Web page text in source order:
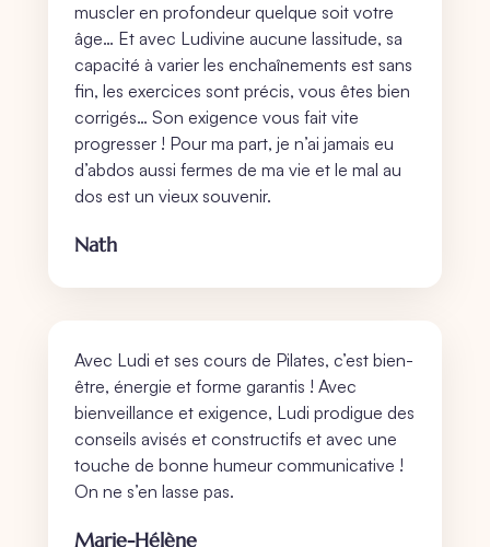
muscler en profondeur quelque soit votre
âge… Et avec Ludivine aucune lassitude, sa
capacité à varier les enchaînements est sans
fin, les exercices sont précis, vous êtes bien
corrigés… Son exigence vous fait vite
progresser ! Pour ma part, je n’ai jamais eu
d’abdos aussi fermes de ma vie et le mal au
dos est un vieux souvenir.
Nath
Avec Ludi et ses cours de Pilates, c’est bien-
être, énergie et forme garantis ! Avec
bienveillance et exigence, Ludi prodigue des
conseils avisés et constructifs et avec une
touche de bonne humeur communicative !
On ne s’en lasse pas.
Marie-Hélène